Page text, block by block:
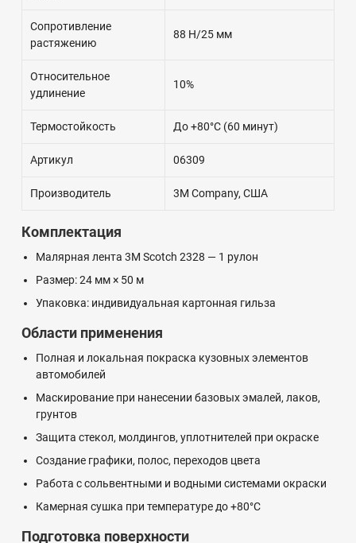
Сопротивление
растяжению
88 Н/25 мм
Относительное
удлинение
10%
Термостойкость До +80°C (60 минут)
Артикул 06309
Производитель 3M Company, США
Комплектация
Малярная лента 3M Scotch 2328 — 1 рулон
Размер: 24 мм × 50 м
Упаковка: индивидуальная картонная гильза
Области применения
Полная и локальная покраска кузовных элементов
автомобилей
Маскирование при нанесении базовых эмалей, лаков,
грунтов
Защита стекол, молдингов, уплотнителей при окраске
Создание графики, полос, переходов цвета
Работа с сольвентными и водными системами окраски
Камерная сушка при температуре до +80°C
Подготовка поверхности